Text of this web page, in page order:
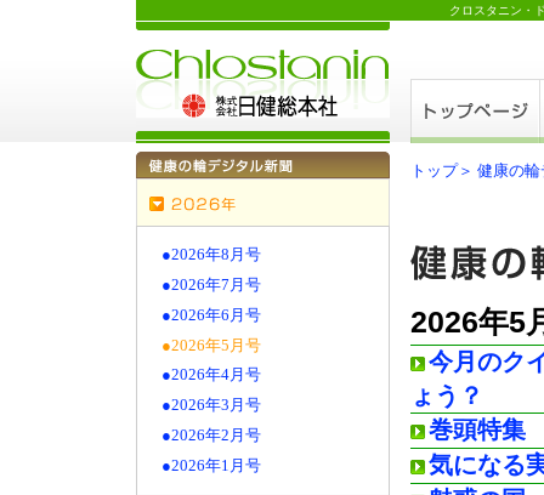
クロスタニン・
●2026年8月号
●2026年7月号
●2026年6月号
●2026年5月号
●2026年4月号
●2026年3月号
●2026年2月号
●2026年1月号
トップ＞ 健康の
2026年5
今月のク
ょう？
巻頭特集
気になる